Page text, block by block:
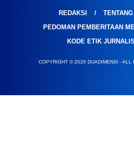
REDAKSI
TENTANG
PEDOMAN PEMBERITAAN
KODE ETIK
COPYRIGHT © 2026 DUADIMENSI - ALL